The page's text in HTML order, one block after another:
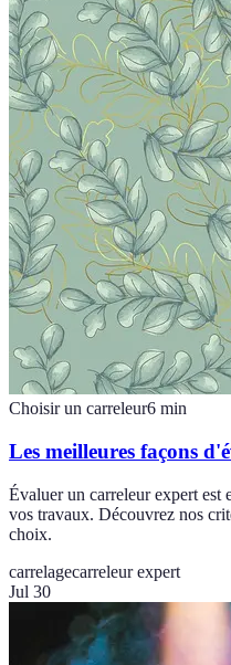
Choisir un carreleur6 min
Les meilleures façons
Évaluer un carreleur expert est
vos travaux. Découvrez nos
choix.
carrelagecarreleur expert
Jul 30